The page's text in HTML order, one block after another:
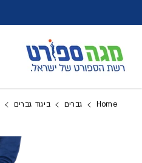
Home גברים ביגוד גברים